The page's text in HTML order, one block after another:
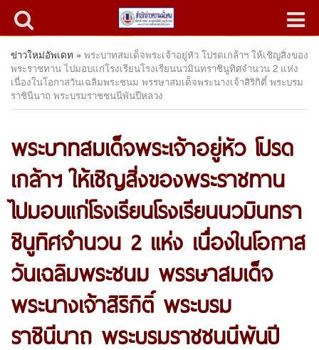
ข่าวใหม่อัพเดท » พระบาทสมเด็จพระเจ้าอยู่หัว โปรดเกล้าฯ ให้เชิญสิ่งของ
พระราชทาน ไปมอบแก่โรงเรียนโรงเรียนนวมินทราชินูทิศจำนวน 2 แห่ง
เนื่องในโอกาสวันเฉลิมพระชนม พรรษาสมเด็จพระนางเจ้าสิริกิติ์ พระบรม
ราชินีนาถ พระบรมราชชนนีพันปีหลวง
พระบาทสมเด็จพระเจ้าอยู่หัว โปรด
เกล้าฯ ให้เชิญสิ่งของพระราชทาน
ไปมอบแก่โรงเรียนโรงเรียนนวมินทรา
ชินูทิศจำนวน 2 แห่ง เนื่องในโอกาส
วันเฉลิมพระชนม พรรษาสมเด็จ
พระนางเจ้าสิริกิติ์ พระบรม
ราชินีนาถ พระบรมราชชนนีพันปี